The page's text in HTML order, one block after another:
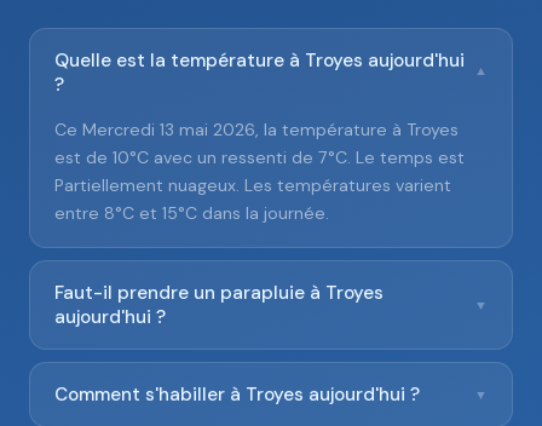
Quelle est la température à Troyes aujourd'hui
?
▼
Ce Mercredi 13 mai 2026, la température à Troyes
est de 10°C avec un ressenti de 7°C. Le temps est
Partiellement nuageux. Les températures varient
entre 8°C et 15°C dans la journée.
Faut-il prendre un parapluie à Troyes
aujourd'hui ?
▼
Comment s'habiller à Troyes aujourd'hui ? ▼